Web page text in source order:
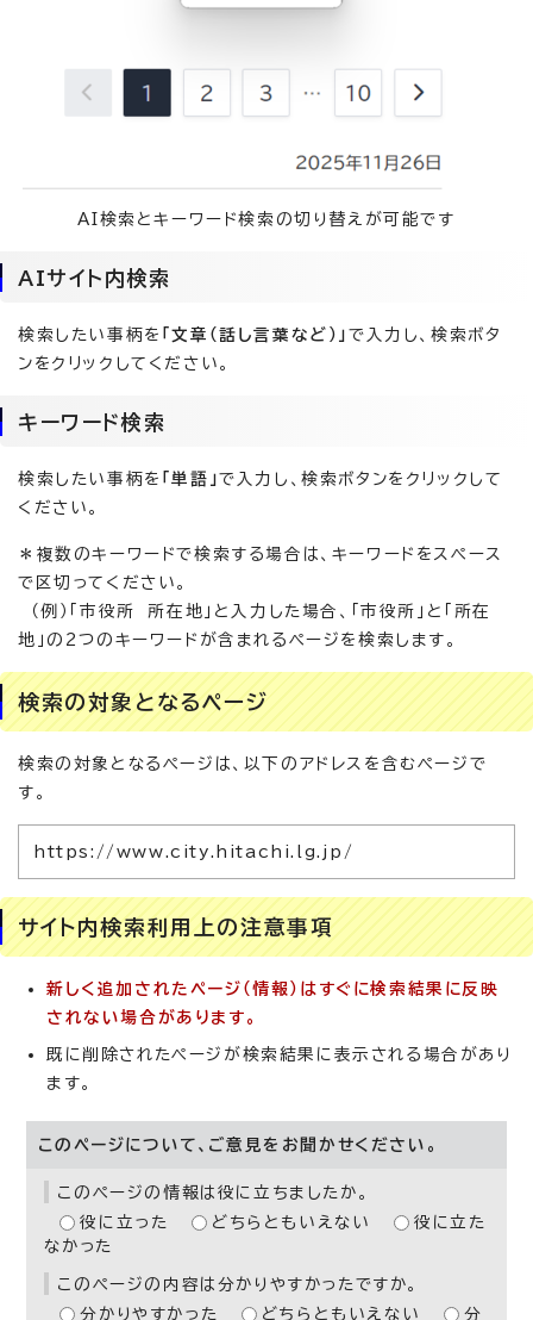
AI検索とキーワード検索の切り替えが可能です
AIサイト内検索
検索したい事柄を 「文章（話し言葉など）」で入力し、検索ボタ
ンをクリックしてください。
キーワード検索
検索したい事柄を 「単語」で入力し、検索ボタンをクリックして
ください。
＊複数のキーワードで検索する場合は、キーワードをスペース
で区切ってください。
（例）「市役所 所在地」と入力した場合、「市役所」と「所在
地」の2つのキーワードが含まれるページを検索します。
検索の対象となるページ
検索の対象となるページは、以下のアドレスを含むページで
す。
https://www.city.hitachi.lg.jp/
サイト内検索利用上の注意事項
新しく追加されたページ（情報）はすぐに検索結果に反映
されない場合があります。
既に削除されたページが検索結果に表示される場合があり
ます。
このページについて、ご意見をお聞かせください。
このページの情報は役に立ちましたか。
役に立った
どちらともいえない
役に立た
なかった
このページの内容は分かりやすかったですか。
分かりやすかった
どちらともいえない
分